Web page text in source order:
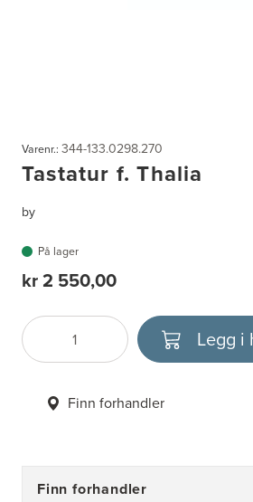
Varenr.: 344-133.0298.270
Tastatur f. Thalia
by
På lager
kr 2 550,00
Antall
Velg enhet Legg i
Finn forhandler
Finn forhandler